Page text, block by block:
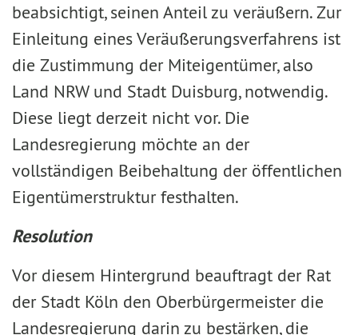
beabsichtigt, seinen Anteil zu veräußern. Zur
Einleitung eines Veräußerungsverfahrens ist
die Zustimmung der Miteigentümer, also
Land NRW und Stadt Duisburg, notwendig.
Diese liegt derzeit nicht vor. Die
Landesregierung möchte an der
vollständigen Beibehaltung der öffentlichen
Eigentümerstruktur festhalten.
Resolution
Vor diesem Hintergrund beauftragt der Rat
der Stadt Köln den Oberbürgermeister die
Landesregierung darin zu bestärken, die